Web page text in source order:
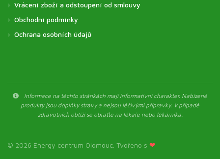
Vrácení zboží a odstoupení od smlouvy
Obchodní podmínky
Ochrana osobních údajů
Informace na těchto stránkách mají informativní charakter. Nabízené
produkty jsou doplňky stravy a nejsou léčivými přípravky. V případě
zdravotních obtíží se obraťte na lékaře nebo lékárníka.
© 2026 Energy centrum Olomouc. Tvořeno s ❤